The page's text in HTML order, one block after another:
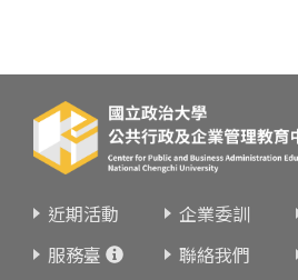
近期活動 企業委訓
服務臺
聯絡我們